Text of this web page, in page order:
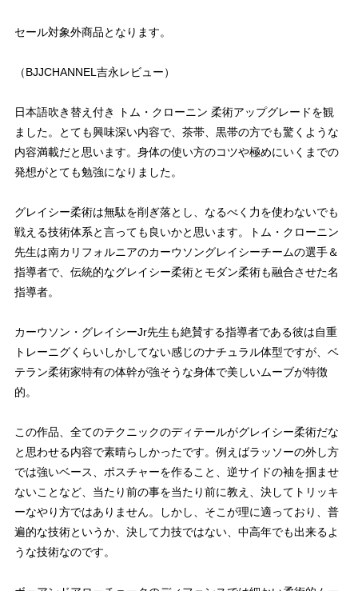
セール対象外商品となります。
（BJJCHANNEL吉永レビュー）
日本語吹き替え付き トム・クローニン 柔術アップグレードを観
ました。とても興味深い内容で、茶帯、黒帯の方でも驚くような
内容満載だと思います。身体の使い方のコツや極めにいくまでの
発想がとても勉強になりました。
グレイシー柔術は無駄を削ぎ落とし、なるべく力を使わないでも
戦える技術体系と言っても良いかと思います。トム・クローニン
先生は南カリフォルニアのカーウソングレイシーチームの選手＆
指導者で、伝統的なグレイシー柔術とモダン柔術も融合させた名
指導者。
カーウソン・グレイシーJr先生も絶賛する指導者である彼は自重
トレーニグくらいしかしてない感じのナチュラル体型ですが、ベ
テラン柔術家特有の体幹が強そうな身体で美しいムーブが特徴
的。
この作品、全てのテクニックのディテールがグレイシー柔術だな
と思わせる内容で素晴らしかったです。例えばラッソーの外し方
では強いベース、ポスチャーを作ること、逆サイドの袖を掴ませ
ないことなど、当たり前の事を当たり前に教え、決してトリッキ
ーなやり方ではありません。しかし、そこが理に適っており、普
遍的な技術というか、決して力技ではない、中高年でも出来るよ
うな技術なのです。